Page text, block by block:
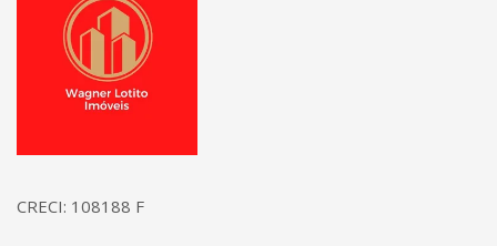
CRECI: 108188 F